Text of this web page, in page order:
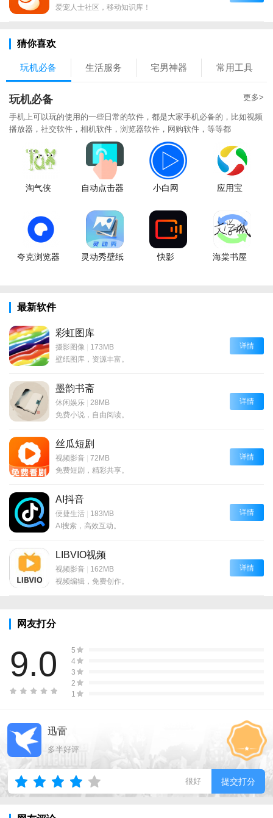
爱宠人士社区，移动知识库！
猜你喜欢
玩机必备 生活服务 宅男神器 常用工具
玩机必备 更多>
手机上可以玩的使用的一些日常的软件，都是大家手机必备的，比如视频
播放器，社交软件，相机软件，浏览器软件，网购软件，等等都
淘气侠 自动点击器 小白网 应用宝
夸克浏览器 灵动秀壁纸 快影 海棠书屋
最新软件
彩虹图库
摄影图像 | 173MB
壁纸图库，资源丰富。
详情
墨韵书斋
休闲娱乐 | 28MB
免费小说，自由阅读。
详情
丝瓜短剧
视频影音 | 72MB
免费短剧，精彩共享。
详情
AI抖音
便捷生活 | 183MB
AI搜索，高效互动。
详情
LIBVIO视频
视频影音 | 162MB
视频编辑，免费创作。
详情
网友打分
9.0
5
4
3
2
1
迅雷
多半好评
很好 提交打分